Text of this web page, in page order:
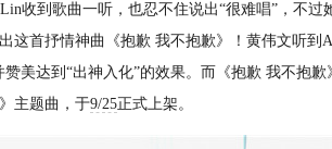
收到歌曲一听，也忍不住说出“很难唱”，不
这首抒情神曲《抱歉 我不抱歉》！黄伟文听到
美达到“出神入化”的效果。而《抱歉 我不抱歉
主题曲，于9/25正式上架。